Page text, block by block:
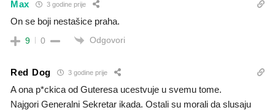
Max 3 godine prije
On se boji nestašice praha.
9 0 Odgovori
Red Dog 3 godine prije
A ona p*ckica od Guteresa ucestvuje u svemu tome.
Najgori Generalni Sekretar ikada. Ostali su morali da slusaju